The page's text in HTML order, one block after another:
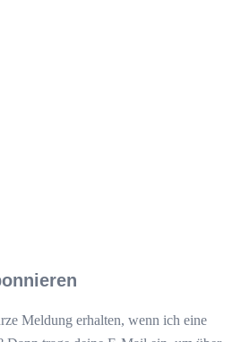
Meldung erhalten, wenn ich eine